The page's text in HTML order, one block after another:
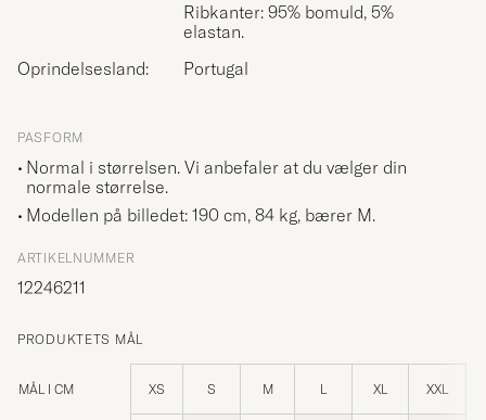
Ribkanter: 95% bomuld, 5%
elastan.
Oprindelsesland:
Portugal
PASFORM
Normal i størrelsen. Vi anbefaler at du vælger din
normale størrelse.
Modellen på billedet: 190 cm, 84 kg, bærer M.
ARTIKELNUMMER
12246211
PRODUKTETS MÅL
MÅL I CM XS S M L XL XXL